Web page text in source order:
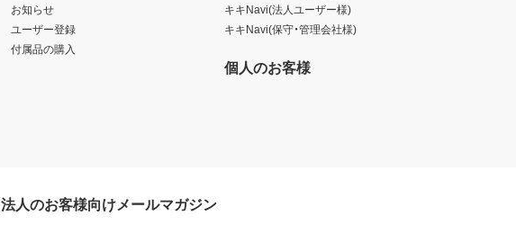
お知らせ
ユーザー登録
付属品の購入
キキNavi(法人ユーザー様)
キキNavi(保守・管理会社様)
個人のお客様
法人のお客様向けメールマガジン